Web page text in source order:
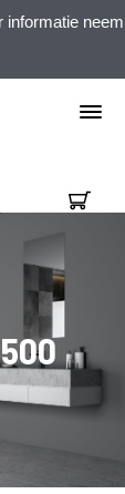
informatie neem